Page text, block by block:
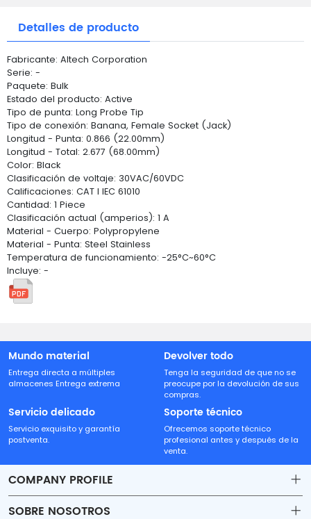
Detalles de producto
Fabricante: Altech Corporation
Serie: -
Paquete: Bulk
Estado del producto: Active
Tipo de punta: Long Probe Tip
Tipo de conexión: Banana, Female Socket (Jack)
Longitud - Punta: 0.866 (22.00mm)
Longitud - Total: 2.677 (68.00mm)
Color: Black
Clasificación de voltaje: 30VAC/60VDC
Calificaciones: CAT I IEC 61010
Cantidad: 1 Piece
Clasificación actual (amperios): 1 A
Material - Cuerpo: Polypropylene
Material - Punta: Steel Stainless
Temperatura de funcionamiento: -25°C~60°C
Incluye: -
Mundo material
Entrega directa a múltiples
almacenes Entrega extrema
Devolver todo
Tenga la seguridad de que no se
preocupe por la devolución de sus
compras.
Servicio delicado
Servicio exquisito y garantía
postventa.
Soporte técnico
Ofrecemos soporte técnico
profesional antes y después de la
venta.
COMPANY PROFILE
SOBRE NOSOTROS